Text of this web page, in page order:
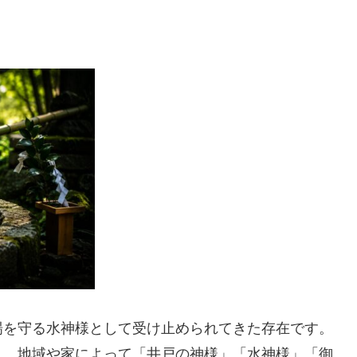
守る水神様として受け止められてきた存在です。
地域や家によって「井戸の神様」「水神様」「御